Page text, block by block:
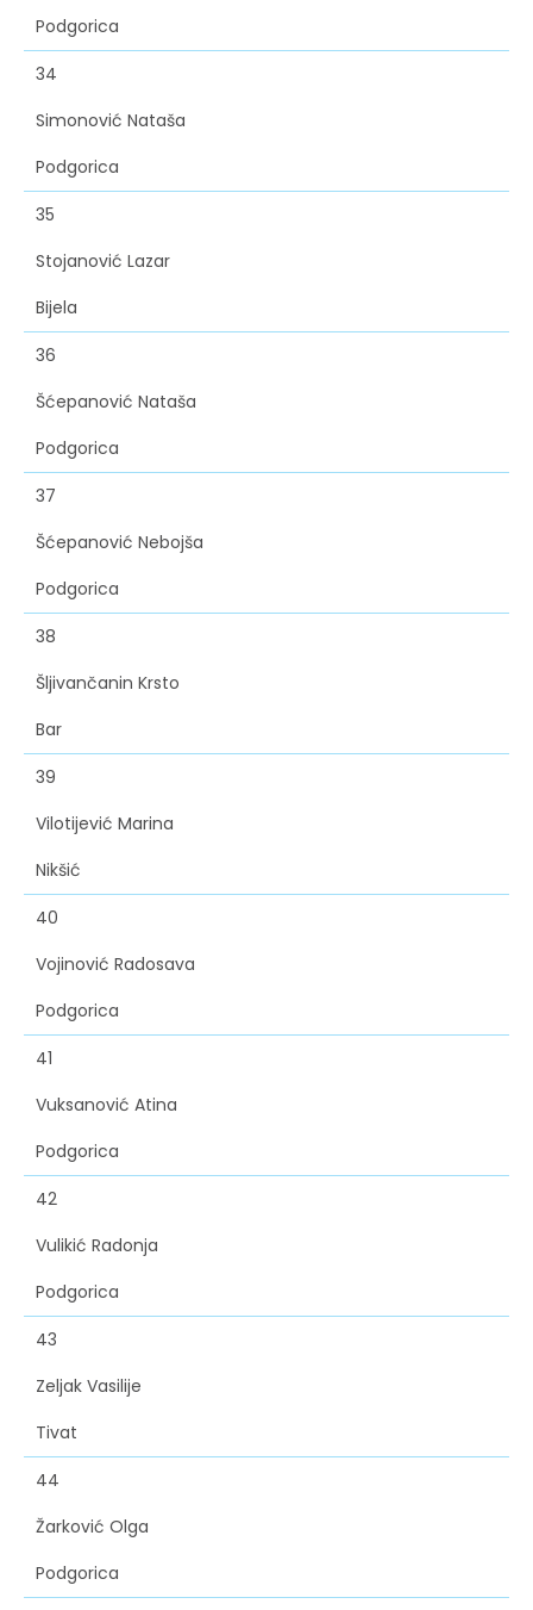
Podgorica
34
Simonović Nataša
Podgorica
35
Stojanović Lazar
Bijela
36
Šćepanović Nataša
Podgorica
37
Šćepanović Nebojša
Podgorica
38
Šljivančanin Krsto
Bar
39
Vilotijević Marina
Nikšić
40
Vojinović Radosava
Podgorica
41
Vuksanović Atina
Podgorica
42
Vulikić Radonja
Podgorica
43
Zeljak Vasilije
Tivat
44
Žarković Olga
Podgorica